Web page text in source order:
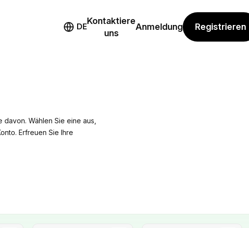
DE
Kontaktiere
uns
Anmeldung Registrieren
Wählen Sie eine aus,
Erfreuen Sie Ihre